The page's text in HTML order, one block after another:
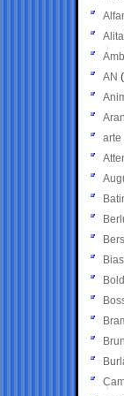
AN
arte